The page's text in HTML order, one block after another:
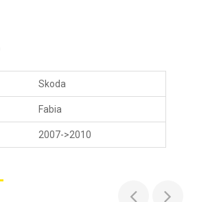
Skoda
Fabia
2007->2010